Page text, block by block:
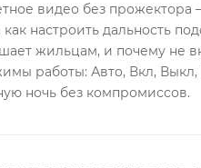
видео без прожектора
настроить дальность
жильцам, и почему не
работы: Авто, Вкл,
ночь без компромиссов.